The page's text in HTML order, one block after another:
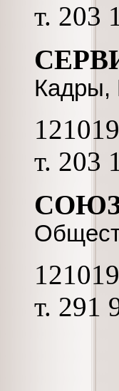
т. 203
Кадры,
т. 203
т. 291